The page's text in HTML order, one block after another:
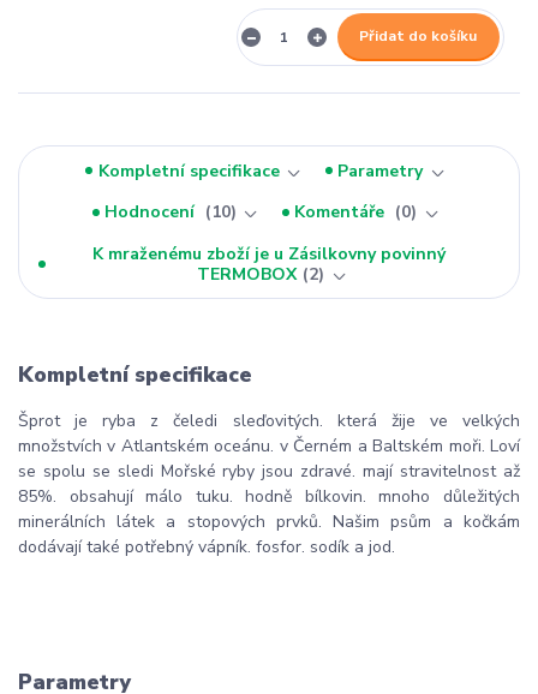
Přidat do košíku
Kompletní specifikace
Parametry
Hodnocení
10 Komentáře
0
K mraženému zboží je u Zásilkovny povinný
TERMOBOX 2
Kompletní specifikace
Šprot je ryba z čeledi sleďovitých. která žije ve velkých
množstvích v Atlantském oceánu. v Černém a Baltském moři. Loví
se spolu se sledi Mořské ryby jsou zdravé. mají stravitelnost až
85%. obsahují málo tuku. hodně bílkovin. mnoho důležitých
minerálních látek a stopových prvků. Našim psům a kočkám
dodávají také potřebný vápník. fosfor. sodík a jod.
Parametry